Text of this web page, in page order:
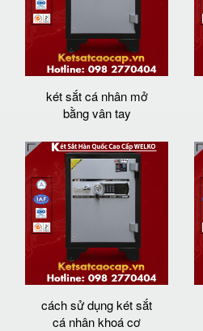
két sắt cá nhân mở
bằng vân tay
cách sử dụng két sắt
cá nhân khoá cơ